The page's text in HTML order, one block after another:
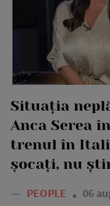
Situația
Anca Serea
trenul în
șocați, nu
— PEOPLE 06